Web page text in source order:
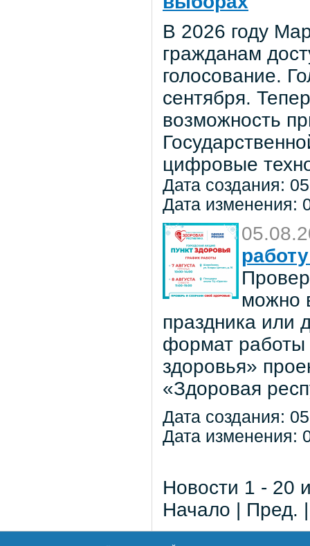
В 2026 году
гражданам
голосование.
сентября.
возможность
цифровые
Дата создания:
Дата изменения:
можно
праздника или
формат работы
здоровья»
«Здоровая
Дата создания:
Дата изменения:
Новости 1 - 20
Начало | Пред.